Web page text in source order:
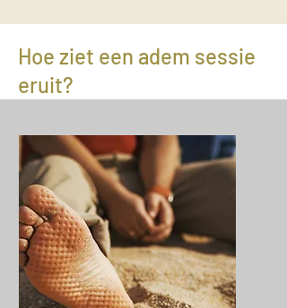
Hoe ziet een adem sessie
eruit?